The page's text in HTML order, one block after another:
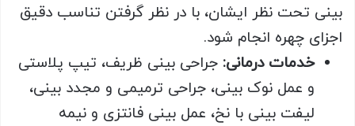
بینی تحت نظر ایشان، با در نظر گرفتن تناسب دقیق
اجزای چهره انجام شود.
خدمات درمانی: جراحی بینی ظریف، تیپ پلاستی
و عمل نوک بینی، جراحی ترمیمی و مجدد بینی،
لیفت بینی با نخ، عمل بینی فانتزی و نیمه